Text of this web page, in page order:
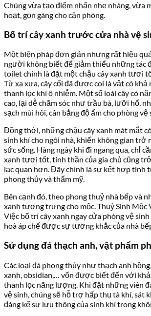
Chúng vừa tạo điểm nhấn nhẹ nhàng, vừa
hoạt, gọn gàng cho căn phòng.
Bố trí cây xanh trước cửa nhà vệ
Một biện pháp đơn giản nhưng rất hiệu
người không biết để giảm thiểu những tác
toilet chính là đặt một chậu cây xanh tươi
Từ xa xưa, cây cối đã được coi là vật có khả
thanh lọc khí ô nhiễm. Một số loài cây có
cao, lại dễ chăm sóc như trầu bà, lưỡi hổ,
sạch mùi hôi, cân bằng độ ẩm cho phòng vệ
Đồng thời, những chậu cây xanh mát mắt
sinh khí cho ngôi nhà, khiến không gian
sức sống. Hàng ngày khi đi ngang qua, chỉ
xanh tươi tốt, tinh thần của gia chủ cũng
lạc quan hơn. Đây chính là sự kết hợp tinh
phong thủy và thẩm mỹ.
Bên cạnh đó, theo phong thuỷ nhà bếp và
xanh tượng trưng cho mộc. Thuỷ Sinh Mộc
Việc bố trí cây xanh ngay cửa phòng vệ
hoà áp chế được sự tương khắc của nhà
Sử dụng đá thạch anh, vật phẩm
Các loại đá phong thủy như thạch anh
xanh, obsidian,… vốn được biết đến với khả
thanh lọc năng lượng. Khi đặt những viên
vệ sinh, chúng sẽ hỗ trợ hấp thụ tà khí, sát
đáng kể sự lưu thông của sinh khí trong